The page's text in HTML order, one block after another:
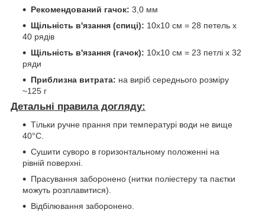
Рекомендований гачок: 3,0 мм
Щільність в'язання (спиці): 10х10 см = 28 петель х
40 рядів
Щільність в'язання (гачок): 10х10 см = 23 петлі х 32
ряди
Приблизна витрата: на виріб середнього розміру
~125 г
Детальні правила догляду:
Тільки ручне прання при температурі води не вище
40°C.
Сушити суворо в горизонтальному положенні на
рівній поверхні.
Прасування заборонено (нитки поліестеру та паєтки
можуть розплавитися).
Відбілювання заборонено.